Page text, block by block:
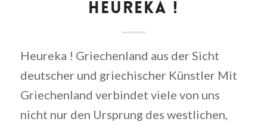
HEUREKA !
Heureka ! Griechenland aus der Sicht
deutscher und griechischer Künstler Mit
Griechenland verbindet viele von uns
nicht nur den Ursprung des westlichen,